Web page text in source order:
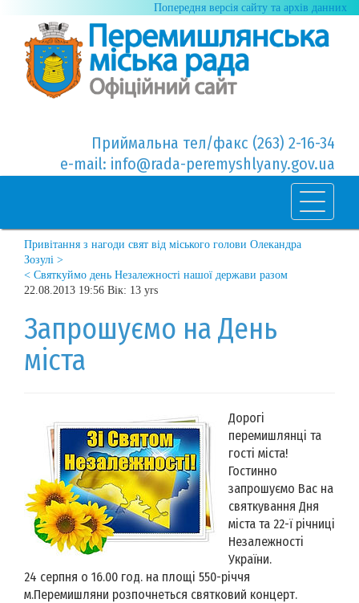
Попередня версія сайту та архів данних
Приймальна тел/факс (263) 2-16-34
e-mail: info@rada-peremyshlyany.gov.ua
Привітання з нагоди свят від міського голови Олекандра
Зозулі >
< Святкуймо день Незалежності нашої держави разом
22.08.2013 19:56 Вік: 13 yrs
Запрошуємо на День
міста
Дорогі
перемишлянці та
гості міста!
Гостинно
запрошуємо Вас на
святкування Дня
міста та 22-ї річниці
Незалежності
України.
24 серпня о 16.00 год. на площі 550-річчя
м.Перемишляни розпочнеться святковий концерт.